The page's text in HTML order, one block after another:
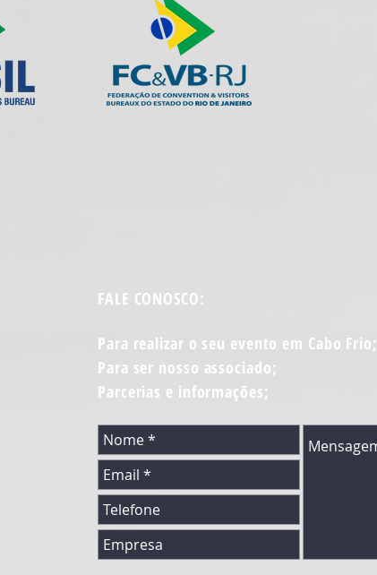
FALE CONOSCO:
Para realizar o seu evento em Cabo Frio;
Para ser nosso associado;
Parcerias e informações;